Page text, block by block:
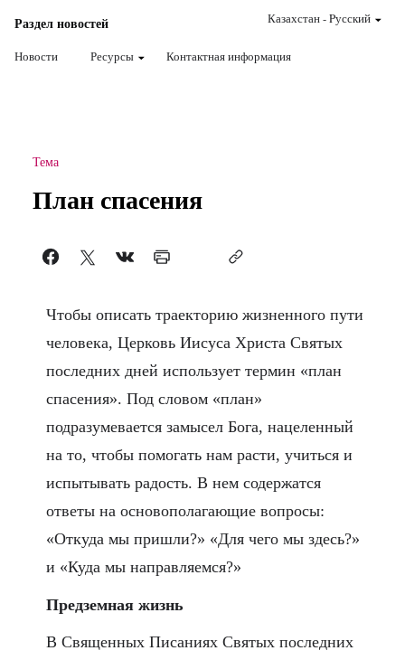
Раздел новостей
Новости Ресурсы Контактная информация
Казахстан-Pусский
Тема
План спасения
Чтобы описать траекторию жизненного пути
человека, Церковь Иисуса Христа Святых
последних дней использует термин «план
спасения». Под словом «план»
подразумевается замысел Бога, нацеленный
на то, чтобы помогать нам расти, учиться и
испытывать радость. В нем содержатся
ответы на основополагающие вопросы:
«Откуда мы пришли?» «Для чего мы здесь?»
и «Куда мы направляемся?»
Предземная жизнь
В Священных Писаниях Святых последних